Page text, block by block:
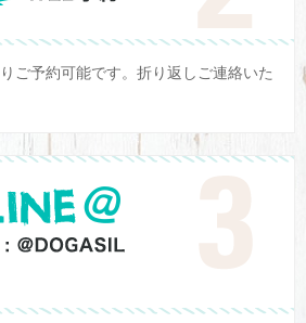
ご予約可能です。折り返しご連絡いた